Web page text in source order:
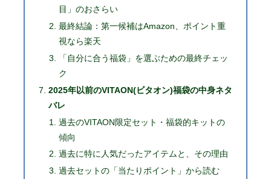
目」のおさらい
最終結論：第一候補はAmazon、ポイント重
視なら楽天
「自分に合う福袋」を選ぶための最終チェッ
ク
2025年以前のVITAON(ビタオン)福袋の中身ネタ
バレ
過去のVITAON限定セット・福袋的キットの
傾向
過去に特に人気だったアイテムと、その理由
過去セットの「当たりポイント」から読む